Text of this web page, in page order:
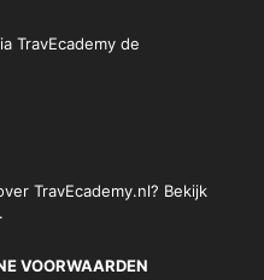
TravEcademy de
TravEcademy.nl? Bekijk
VOORWAARDEN